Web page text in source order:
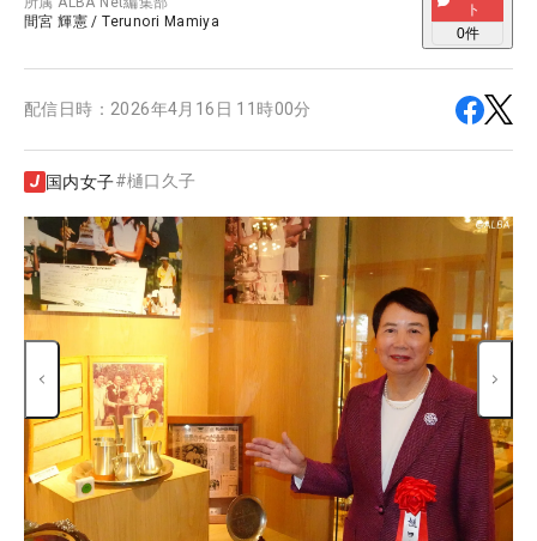
間宮 輝憲 /Terunori Mamiya
ト
0件
配信日時： 2026年4月16日 11時00分
国内女子#樋口久子